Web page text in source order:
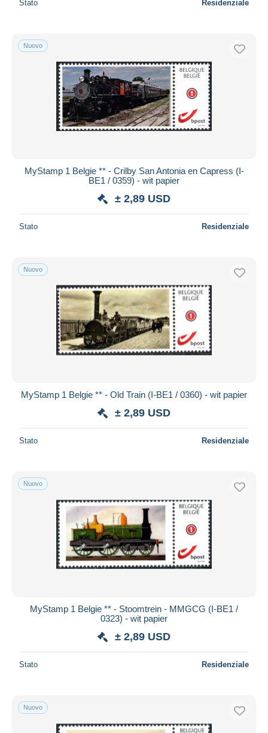
Stato Residenziale
Nuovo
MyStamp 1 Belgie ** - Crilby San Antonia en Capress (I-
BE1 / 0359) - wit papier
± 2,89 USD
Stato Residenziale
Nuovo
MyStamp 1 Belgie ** - Old Train (I-BE1 / 0360) - wit papier
± 2,89 USD
Stato Residenziale
Nuovo
MyStamp 1 Belgie ** - Stoomtrein - MMGCG (I-BE1 /
0323) - wit papier
± 2,89 USD
Stato Residenziale
Nuovo